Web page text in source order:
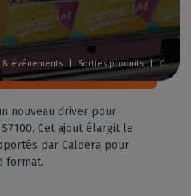
& événements Sorties produits | CalderaRIP prend en charge l'imprimante Epson SureColor
nouveau driver pour
Cet ajout élargit le
par Caldera pour
format.